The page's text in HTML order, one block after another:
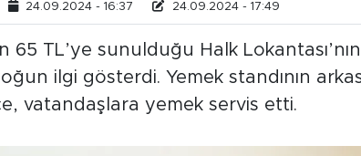
24.09.2024 - 16:37 24.09.2024 - 17:49
65 TL’ye sunulduğu Halk
ilgi gösterdi. Yemek standının
vatandaşlara yemek servis etti.